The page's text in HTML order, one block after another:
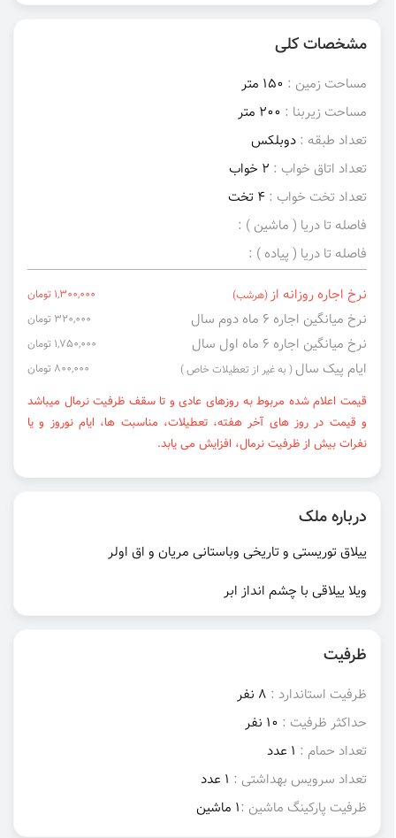
مشخصات کلی
مساحت زمین : 150 متر
مساحت زیربنا : 200 متر
تعداد طبقه : دوبلکس
تعداد اتاق خواب : 2 خواب
تعداد تخت خواب : 4 تخت
فاصله تا دریا ( ماشین ) :
فاصله تا دریا ( پیاده ) :
نرخ اجاره روزانه از (هرشب) 1,300,000 تومان
نرخ میانگین اجاره ۶ ماه دوم سال 320,000 تومان
نرخ میانگین اجاره ۶ ماه اول سال 1,750,000 تومان
ایام پیک سال ( به غیر از تعطیلات خاص ) 800,000 تومان
قیمت اعلام شده مربوط به روزهای عادی و تا سقف ظرفیت نرمال میباشد
و قیمت در روز های آخر هفته، تعطیلات، مناسبت ها، ایام نوروز و یا
نفرات بیش از ظرفیت نرمال، افزایش می یابد.
درباره ملک
ییلاق توریستی و تاریخی وباستانی مریان و اق اولر
ویلا ییلاقی با چشم انداز ابر
ظرفیت
ظرفیت استاندارد : 8 نفر
حداکثر ظرفیت : 10 نفر
تعداد حمام : 1 عدد
تعداد سرویس بهداشتی : 1 عدد
ظرفیت پارکینگ ماشین :1 ماشین